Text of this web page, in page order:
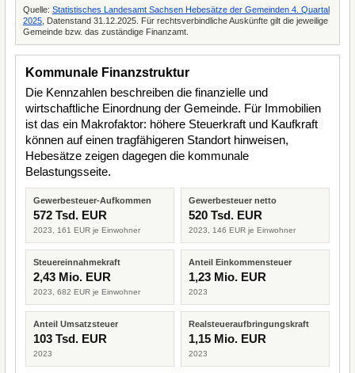
Quelle: Statistisches Landesamt Sachsen Hebesätze der Gemeinden 4. Quartal
2025 , Datenstand 31.12.2025. Für rechtsverbindliche Auskünfte gilt die jeweilige
Gemeinde bzw. das zuständige Finanzamt.
Kommunale Finanzstruktur
Die Kennzahlen beschreiben die finanzielle und
wirtschaftliche Einordnung der Gemeinde. Für Immobilien
ist das ein Makrofaktor: höhere Steuerkraft und Kaufkraft
können auf einen tragfähigeren Standort hinweisen,
Hebesätze zeigen dagegen die kommunale
Belastungsseite.
Gewerbesteuer-Aufkommen
572 Tsd. EUR
2023, 161 EUR je Einwohner
Gewerbesteuer netto
520 Tsd. EUR
2023, 146 EUR je Einwohner
Steuereinnahmekraft
2,43 Mio. EUR
2023, 682 EUR je Einwohner
Anteil Einkommensteuer
1,23 Mio. EUR
2023
Anteil Umsatzsteuer
103 Tsd. EUR
2023
Realsteueraufbringungskraft
1,15 Mio. EUR
2023